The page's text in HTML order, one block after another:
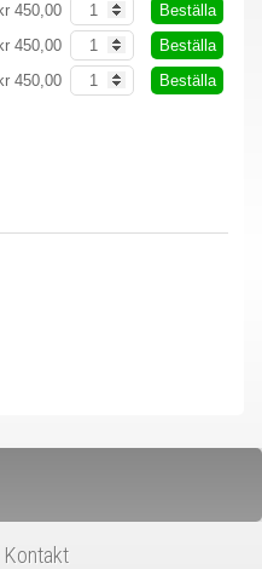
kr 450,00
Beställa
kr 450,00
Beställa
kr 450,00 Beställa
Kontakt